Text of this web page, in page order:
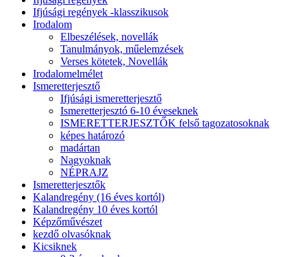
Ifjúsági regények -klasszikusok
Irodalom
Elbeszélések, novellák
Tanulmányok, műelemzések
Verses kötetek, Novellák
Irodalomelmélet
Ismeretterjesztő
Ifjúsági ismeretterjesztő
Ismeretterjesztó 6-10 éveseknek
ISMERETTERJESZTŐK felső tagozatosoknak
képes határozó
madártan
Nagyoknak
NÉPRAJZ
Ismeretterjesztők
Kalandregény (16 éves kortól)
Kalandregény 10 éves kortól
Képzőművészet
kezdő olvasóknak
Kicsiknek